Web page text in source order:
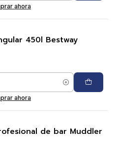
ahora
450l Bestway
ahora
de bar Muddler